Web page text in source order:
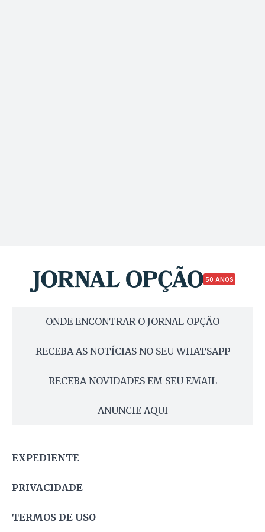
50 ANOS
ONDE ENCONTRAR O JORNAL OPÇÃO
RECEBA AS NOTÍCIAS NO SEU WHATSAPP
RECEBA NOVIDADES EM SEU EMAIL
ANUNCIE AQUI
EXPEDIENTE
PRIVACIDADE
TERMOS DE USO